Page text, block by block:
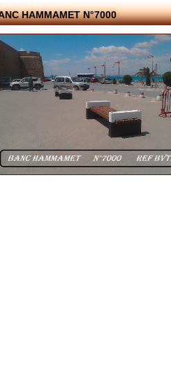
HAMMAMET N°7000